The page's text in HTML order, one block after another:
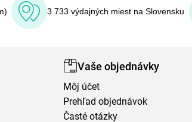
3 733 výdajných miest na Slovensku
Vaše objednávky
Môj účet
Prehľad objednávok
Časté otázky